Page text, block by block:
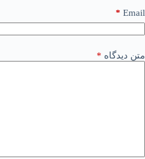
Email
*
متن دیدگاه *